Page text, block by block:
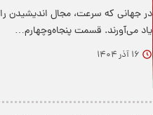
در جهانی که سرعت، مجال اندیشیدن
یاد می‌آورند. قسمت پنجاه‌وچهارم…
۱۶ آذر ۱۴۰۴